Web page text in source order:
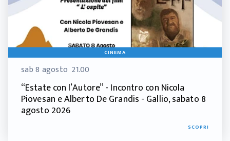
CINEMA
sab 8 agosto 21.00
“Estate con l’Autore” - Incontro con Nicola
Piovesan e Alberto De Grandis - Gallio, sabato 8
agosto 2026
SCOPRI